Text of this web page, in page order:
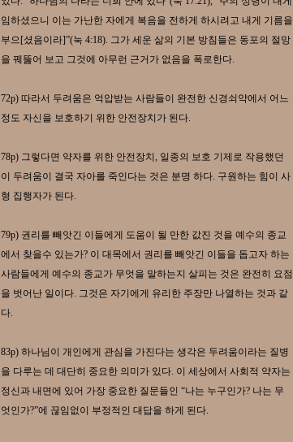
임하셨으니 이는 가난한 자에게 복음을 전하게 하시려고 내게 기름을
부으[셨음이라]”(눅 4:18). 그가 세운 삶의 기본 방침들은 동포의 절망
을 꿰뚫어 보고 그것에 아무런 근거가 없음을 폭로한다.
72p) 따라서 두려움은 억압받는 사람들이 완전한 신경쇠약에서 어느
정도 자신을 보호하기 위한 안전장치가 된다.
78p) 그렇다면 약자를 위한 안전장치, 일종의 보호 기제로 작용했던
이 두려움이 결국 자아를 죽인다는 것은 분명 하다. 구원하는 힘이 사
형 집행자가 된다.
79p) 권리를 빼앗긴 이들에게 도움이 될 만한 값진 것을 예수의 종교
에서 찾을수 있는가? 이 대목에서 권리를 빼앗긴 이들을 돕고자 하는
사람들에게 예수의 종교가 무엇을 말하는지 살피는 것은 완전히 요점
을 벗어난 일이다. 그것은 자기에게 유리한 주장만 나열하는 것과 같
다.
83p) 하나님이 개인에게 관심을 가진다는 생각은 두려움이라는 질병
을 다루는 데 대단히 중요한 의미가 있다. 이 세상에서 사회적 약자는
정신과 내면에 있어 가장 중요한 질문들인 “나는 누구인가? 나는 무
엇인가?”에 끊임없이 부정적인 대답을 하게 된다.